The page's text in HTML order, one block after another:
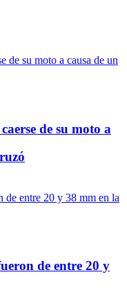
de su moto a
de entre 20 y